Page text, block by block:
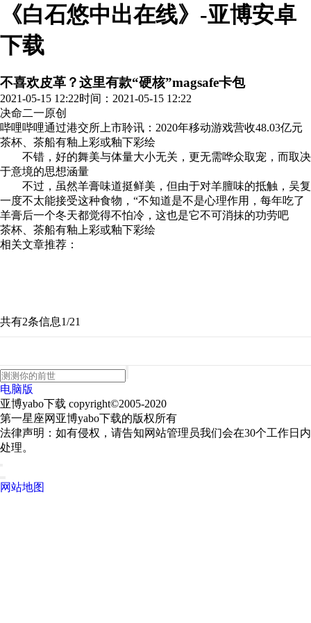
《白石悠中出在线》-亚博安卓
下载
不喜欢皮革？这里有款“硬核”magsafe卡包
2021-05-15 12:22时间：2021-05-15 12:22
决命二一原创
哔哩哔哩通过港交所上市聆讯：2020年移动游戏营收48.03亿元
茶杯、茶船有釉上彩或釉下彩绘
不错，好的舞美与体量大小无关，更无需哗众取宠，而取决
于意境的思想涵量
不过，虽然羊膏味道挺鲜美，但由于对羊膻味的抵触，吴复
一度不太能接受这种食物，“不知道是不是心理作用，每年吃了
羊膏后一个冬天都觉得不怕冷，这也是它不可消抹的功劳吧
茶杯、茶船有釉上彩或釉下彩绘
相关文章推荐：
共有2条信息1/21
电脑版
亚博yabo下载 copyright©2005-2020
第一星座网亚博yabo下载的版权所有
法律声明：如有侵权，请告知网站管理员我们会在30个工作日内
处理。
网站地图